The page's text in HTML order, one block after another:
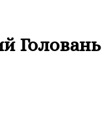
Головань